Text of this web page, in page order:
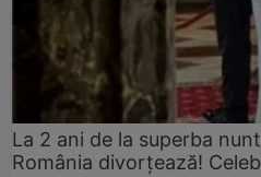
La 2 ani de la superba
România divorțează!